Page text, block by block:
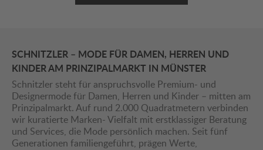
SCHNITZLER – MODE FÜR DAMEN, HERREN UND
KINDER AM PRINZIPALMARKT IN MÜNSTER
Schnitzler steht für anspruchsvolle Premium- und
Designermode für Damen, Herren und Kinder – mitten am
Prinzipalmarkt. Auf rund 2.000 Quadratmetern verbinden
wir kuratierte Marken- Vielfalt mit erstklassiger Beratung
und Services, die Mode persönlich machen. Seit fünf
Generationen familiengeführt, prägen Werte,